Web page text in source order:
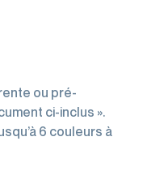
ou pré-
ci-inclus ».
6 couleurs à